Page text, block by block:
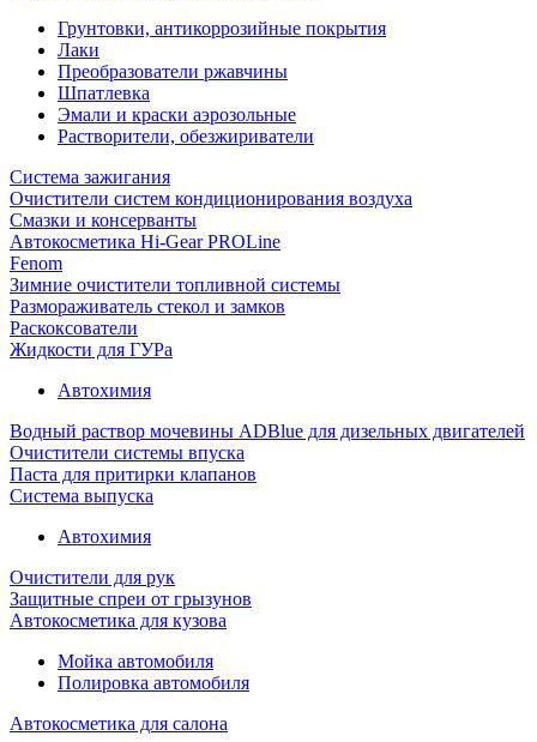
Грунтовки, антикоррозийные покрытия
Лаки
Преобразователи ржавчины
Шпатлевка
Эмали и краски аэрозольные
Растворители, обезжириватели
Система зажигания
Очистители систем кондиционирования воздуха
Смазки и консерванты
Автокосметика Hi-Gear PROLine
Fenom
Зимние очистители топливной системы
Размораживатель стекол и замков
Раскоксователи
Жидкости для ГУРа
Автохимия
Водный раствор мочевины ADBlue для дизельных двигателей
Очистители системы впуска
Паста для притирки клапанов
Система выпуска
Автохимия
Очистители для рук
Защитные спреи от грызунов
Автокосметика для кузова
Мойка автомобиля
Полировка автомобиля
Автокосметика для салона